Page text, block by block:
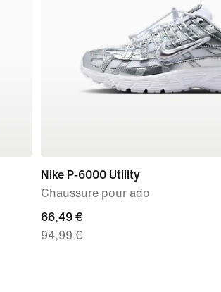
Nike P-6000 Utility
Chaussure pour ado
current
price
66,49 €
94,99 €